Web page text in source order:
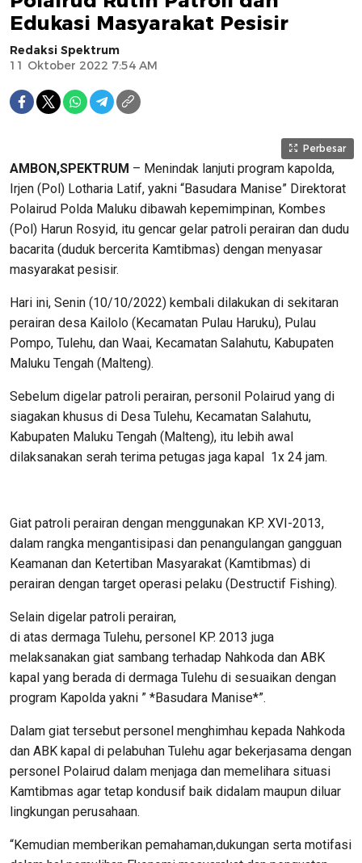
Edukasi Masyarakat Pesisir
Redaksi Spektrum
11 Oktober 2022 7:54 AM
Perbesar
AMBON,SPEKTRUM – Menindak lanjuti program kapolda,
Irjen (Pol) Lotharia Latif, yakni “Basudara Manise” Direktorat
Polairud Polda Maluku dibawah kepemimpinan, Kombes
(Pol) Harun Rosyid, itu gencar gelar patroli perairan dan dudu
bacarita (duduk bercerita Kamtibmas) dengan menyasar
masyarakat pesisir.
Hari ini, Senin (10/10/2022) kembali dilakukan di sekitaran
perairan desa Kailolo (Kecamatan Pulau Haruku), Pulau
Pompo, Tulehu, dan Waai, Kecamatan Salahutu, Kabupaten
Maluku Tengah (Malteng).
Sebelum digelar patroli perairan, personil Polairud yang di
siagakan khusus di Desa Tulehu, Kecamatan Salahutu,
Kabupaten Maluku Tengah (Malteng), itu lebih awal
dilaksanakan serah terima petugas jaga kapal 1x 24 jam.
Giat patroli perairan dengan menggunakan KP. XVI-2013,
dalam rangka mengantisipasi dan penangulangan gangguan
Keamanan dan Ketertiban Masyarakat (Kamtibmas) di
perairan dengan target operasi pelaku (Destructif Fishing).
Selain digelar patroli perairan,
di atas dermaga Tulehu, personel KP. 2013 juga
melaksanakan giat sambang terhadap Nahkoda dan ABK
kapal yang berada di dermaga Tulehu di sesuaikan dengan
program Kapolda yakni ” *Basudara Manise*”.
Dalam giat tersebut personel menghimhau kepada Nahkoda
dan ABK kapal di pelabuhan Tulehu agar bekerjasama dengan
personel Polairud dalam menjaga dan memelihara situasi
Kamtibmas agar tetap kondusif baik didalam maupun diluar
lingkungan perusahaan.
“Kemudian memberikan pemahaman,dukungan serta motifasi